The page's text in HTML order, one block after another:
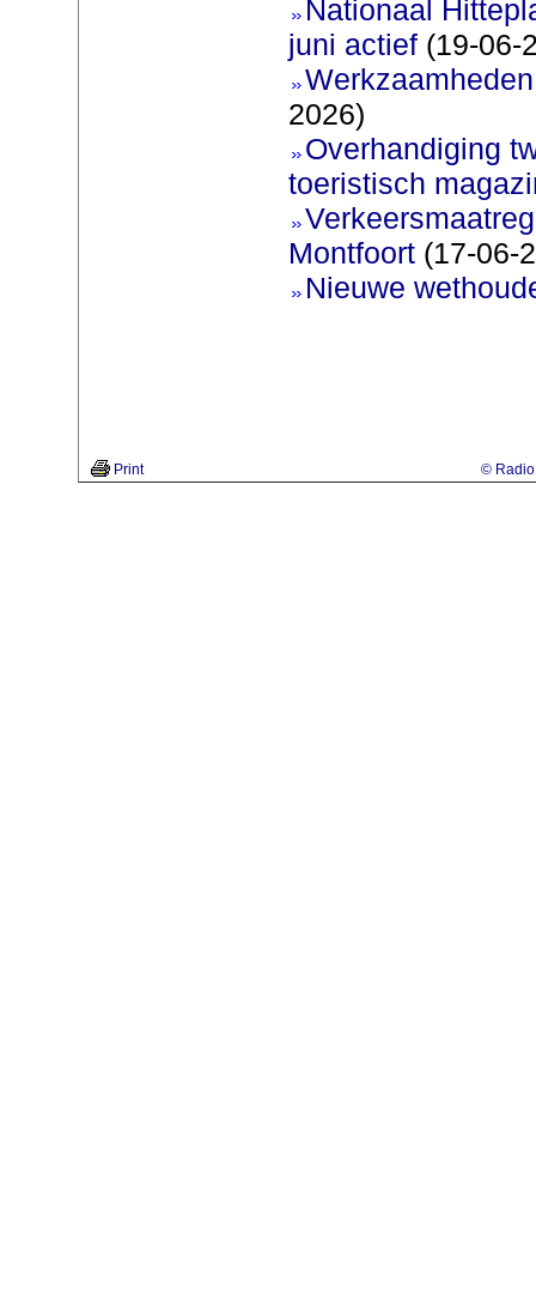
Nationaal
juni actief(19-06-
2026)
Overhandiging
toeristisch
Montfoort(17-06-
Nieuwe
Print © Radio